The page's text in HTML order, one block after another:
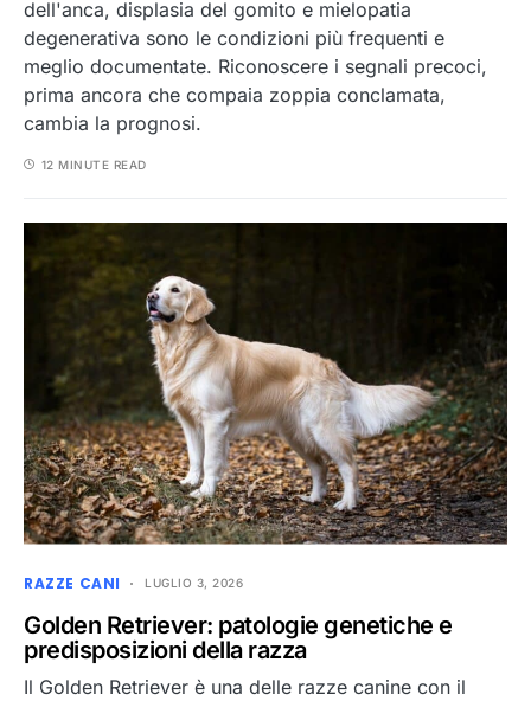
dell'anca, displasia del gomito e mielopatia
degenerativa sono le condizioni più frequenti e
meglio documentate. Riconoscere i segnali precoci,
prima ancora che compaia zoppia conclamata,
cambia la prognosi.
12 MINUTE READ
RAZZE CANI LUGLIO 3, 2026
Golden Retriever: patologie genetiche e
predisposizioni della razza
Il Golden Retriever è una delle razze canine con il